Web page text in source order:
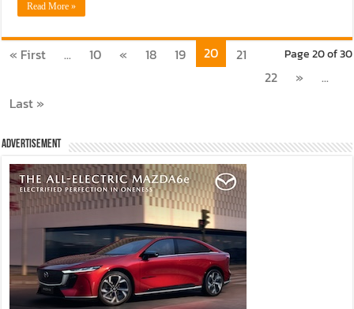
Read More »
Page 20 of 30
« First ... 10 « 18 19 20
21
22
»
...
Last »
Advertisement